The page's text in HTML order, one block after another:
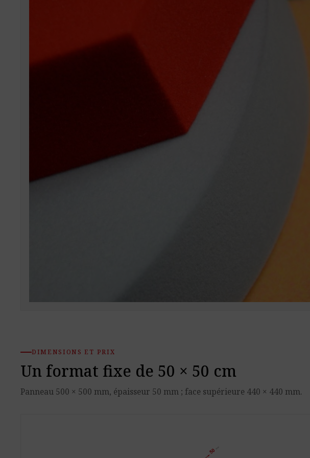
DIMENSIONS ET PRIX
Un format fixe de 50 × 50 cm
Panneau 500 × 500 mm, épaisseur 50 mm ; face supérieure 440 × 440 mm.